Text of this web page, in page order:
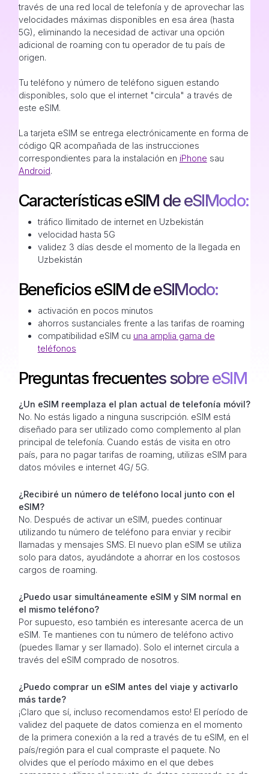
través de una red local de telefonía y de aprovechar las
velocidades máximas disponibles en esa área (hasta
5G), eliminando la necesidad de activar una opción
adicional de roaming con tu operador de tu país de
origen.
Tu teléfono y número de teléfono siguen estando
disponibles, solo que el internet "circula" a través de
este eSIM.
La tarjeta eSIM se entrega electrónicamente en forma de
código QR acompañada de las instrucciones
correspondientes para la instalación en iPhone sau
Android.
Características eSIM de eSIModo:
tráfico Ilimitado de internet en Uzbekistán
velocidad hasta 5G
validez 3 días desde el momento de la llegada en
Uzbekistán
Beneficios eSIM de eSIModo:
activación en pocos minutos
ahorros sustanciales frente a las tarifas de roaming
compatibilidad eSIM cu una amplia gama de
teléfonos
Preguntas frecuentes sobre eSIM
¿Un eSIM reemplaza el plan actual de telefonía móvil?
No. No estás ligado a ninguna suscripción. eSIM está
diseñado para ser utilizado como complemento al plan
principal de telefonía. Cuando estás de visita en otro
país, para no pagar tarifas de roaming, utilizas eSIM para
datos móviles e internet 4G/ 5G.
¿Recibiré un número de teléfono local junto con el
eSIM?
No. Después de activar un eSIM, puedes continuar
utilizando tu número de teléfono para enviar y recibir
llamadas y mensajes SMS. El nuevo plan eSIM se utiliza
solo para datos, ayudándote a ahorrar en los costosos
cargos de roaming.
¿Puedo usar simultáneamente eSIM y SIM normal en
el mismo teléfono?
Por supuesto, eso también es interesante acerca de un
eSIM. Te mantienes con tu número de teléfono activo
(puedes llamar y ser llamado). Solo el internet circula a
través del eSIM comprado de nosotros.
¿Puedo comprar un eSIM antes del viaje y activarlo
más tarde?
¡Claro que sí, incluso recomendamos esto! El período de
validez del paquete de datos comienza en el momento
de la primera conexión a la red a través de tu eSIM, en el
país/región para el cual compraste el paquete. No
olvides que el período máximo en el que debes